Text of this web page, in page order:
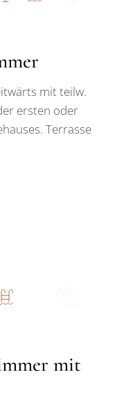
mit teilw.
ersten oder
Terrasse
mit